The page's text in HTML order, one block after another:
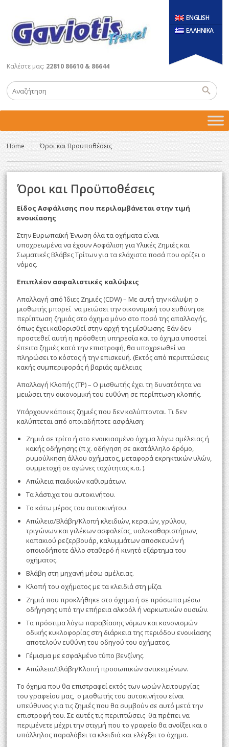
ENGLISH
ΕΛΛΗΝΙΚΑ
Καλέστε μας: 22810 86610 & 86644
Home Όροι και Προϋποθέσεις
Όροι και Προϋποθέσεις
Είδος Ασφάλισης που περιλαμβάνεται στην τιμή
ενοικίασης
Στην Ευρωπαϊκή Ένωση όλα τα οχήματα είναι
υποχρεωμένα να έχουν Ασφάλιση για Υλικές Ζημιές και
Σωματικές Βλάβες Τρίτων για τα ελάχιστα ποσά που ορίζει ο
νόμος.
Επιπλέον ασφαλιστικές καλύψεις
Απαλλαγή από Ίδιες Ζημιές (CDW) – Με αυτή την κάλυψη ο
μισθωτής μπορεί να μειώσει την οικονομική του ευθύνη σε
περίπτωση ζημιάς στο όχημα μόνο στο ποσό της απαλλαγής,
όπως έχει καθορισθεί στην αρχή της μίσθωσης. Εάν δεν
προστεθεί αυτή η πρόσθετη υπηρεσία και το όχημα υποστεί
έπειτα ζημιές κατά την επιστροφή, θα υποχρεωθεί να
πληρώσει το κόστος ή την επισκευή. (Εκτός από περιπτώσεις
κακής συμπεριφοράς ή βαριάς αμέλειας
Απαλλαγή Κλοπής (TP) – Ο μισθωτής έχει τη δυνατότητα να
μειώσει την οικονομική του ευθύνη σε περίπτωση κλοπής.
Υπάρχουν κάποιες ζημιές που δεν καλύπτονται. Τι δεν
καλύπτεται από οποιαδήποτε ασφάλιση:
Ζημιά σε τρίτο ή στο ενοικιασμένο όχημα λόγω αμέλειας ή
κακής οδήγησης (π.χ. οδήγηση σε ακατάλληλο δρόμο,
ρυμούλκηση άλλου οχήματος, μεταφορά εκρηκτικών υλών,
συμμετοχή σε αγώνες ταχύτητας κ.α. ).
Απώλεια παιδικών καθισμάτων.
Τα λάστιχα του αυτοκινήτου.
Το κάτω μέρος του αυτοκινήτου.
Απώλεια/Βλάβη/Κλοπή κλειδιών, κεραιών, γρύλου,
τριγώνων και γιλέκων ασφαλείας, υαλοκαθαριστήρων,
καπακιού ρεζερβουάρ, καλυμμάτων αποσκευών ή
οποιοδήποτε άλλο σταθερό ή κινητό εξάρτημα του
οχήματος.
Βλάβη στη μηχανή μέσω αμέλειας.
Κλοπή του οχήματος με τα κλειδιά στη μίζα.
Ζημιά που προκλήθηκε στο όχημα ή σε πρόσωπα μέσω
οδήγησης υπό την επήρεια αλκοόλ ή ναρκωτικών ουσιών.
Τα πρόστιμα λόγω παραβίασης νόμων και κανονισμών
οδικής κυκλοφορίας στη διάρκεια της περιόδου ενοικίασης
αποτελούν ευθύνη του οδηγού του οχήματος.
Γέμισμα με εσφαλμένο τύπο βενζίνης.
Απώλεια/Βλάβη/Κλοπή προσωπικών αντικειμένων.
Το όχημα που θα επιστραφεί εκτός των ωρών λειτουργίας
του γραφείου μας, ο μισθωτής του αυτοκινήτου είναι
υπεύθυνος για τις ζημιές που θα συμβούν σε αυτό μετά την
επιστροφή του. Σε αυτές τις περιπτώσεις θα πρέπει να
περιμένετε μέχρι την στιγμή που το γραφείο θα ανοίξει και ο
υπάλληλος παραλάβει τα κλειδιά και ελέγξει το όχημα.